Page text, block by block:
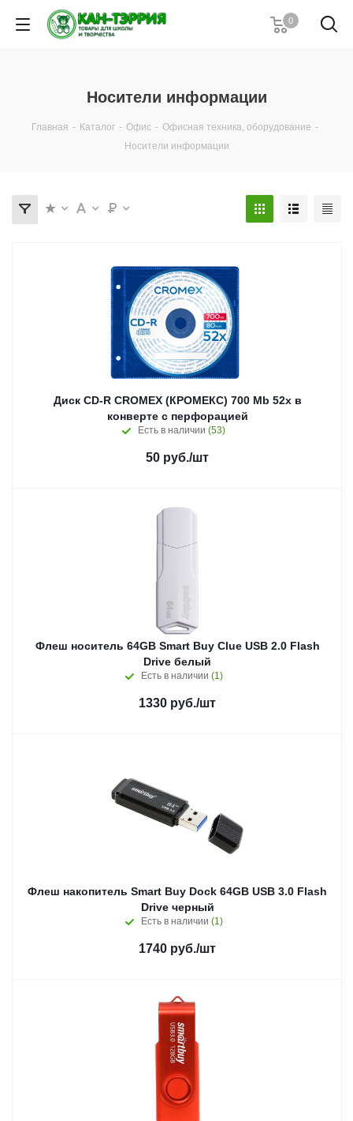
0
Носители информации
Главная - Каталог - Офис - Офисная техника, оборудование -
Носители информации
Диск CD-R CROMEX (КРОМЕКС) 700 Mb 52x в
конверте с перфорацией
Есть в наличии (53)
50 руб./шт
Флеш носитель 64GB Smart Buy Clue USB 2.0 Flash
Drive белый
Есть в наличии (1)
1330 руб./шт
Флеш накопитель Smart Buy Dock 64GB USB 3.0 Flash
Drive черный
Есть в наличии (1)
1740 руб./шт